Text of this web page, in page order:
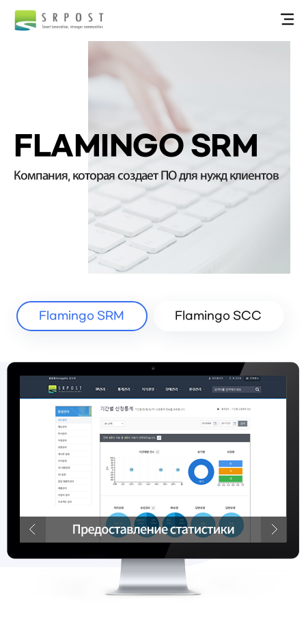
FLAMINGO SRM
Компания, которая создает ПО для нужд клиентов
Flamingo SRM Flamingo SCC